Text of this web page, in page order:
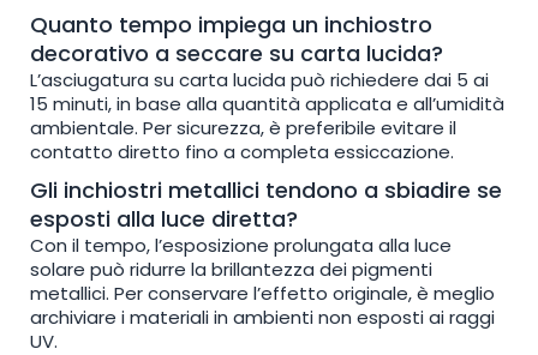
Quanto tempo impiega un inchiostro
decorativo a seccare su carta lucida?
L’asciugatura su carta lucida può richiedere dai 5 ai
15 minuti, in base alla quantità applicata e all’umidità
ambientale. Per sicurezza, è preferibile evitare il
contatto diretto fino a completa essiccazione.
Gli inchiostri metallici tendono a sbiadire se
esposti alla luce diretta?
Con il tempo, l’esposizione prolungata alla luce
solare può ridurre la brillantezza dei pigmenti
metallici. Per conservare l’effetto originale, è meglio
archiviare i materiali in ambienti non esposti ai raggi
UV.